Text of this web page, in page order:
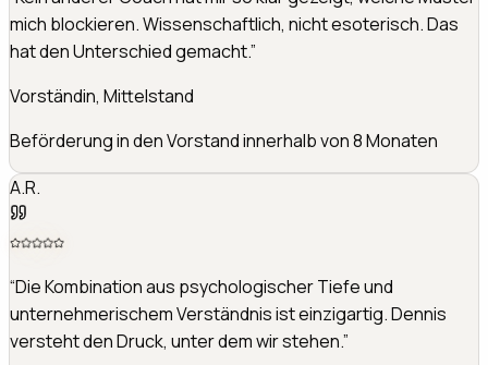
Tipps gegeben, sondern die Ursachen gefunden. Heute
führe ich gelassener und mein Team spürt das.
Abteilungsleiterin, Gesundheitswesen
Krankenstand im Team von 14% auf 5% gesenkt
J.H.
Meine größte Erkenntnis: Ich musste nicht härter
arbeiten, sondern anders denken. Die
neurowissenschaftliche Perspektive war der Schlüssel.